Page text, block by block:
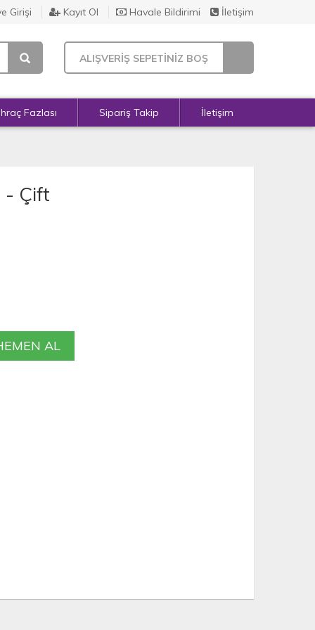
Girişi Kayıt Ol Havale Bildirimi İletişim
ALIŞVERİŞ SEPETİNİZ BOŞ
Fazlası Sipariş Takip İletişim
- Çift
AL